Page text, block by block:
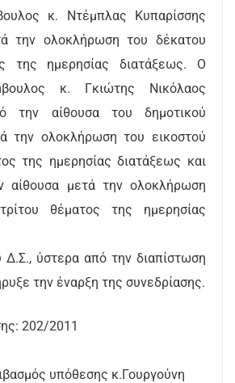
κ. Ντέμπλας Κυπαρίσσης
την ολοκλήρωση του δέκατου
της ημερησίας διατάξεως. Ο
κ. Γκιώτης Νικόλαος
την αίθουσα του δημοτικού
την ολοκλήρωση του εικοστού
της ημερησίας διατάξεως και
αίθουσα μετά την ολοκλήρωση
θέματος της ημερησίας
ύστερα από την διαπίστωση
την έναρξη της συνεδρίασης.
202/2011
υπόθεσης κ.Γουργούνη